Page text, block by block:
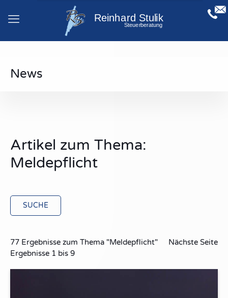
News
Artikel zum Thema:
Meldepflicht
SUCHE
77 Ergebnisse zum Thema "Meldepflicht"
Ergebnisse 1 bis 9
Nächste Seite